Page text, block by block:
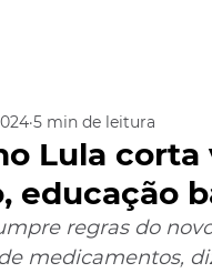
Lula
educação
5 min de leitura
regras do
medicamentos,